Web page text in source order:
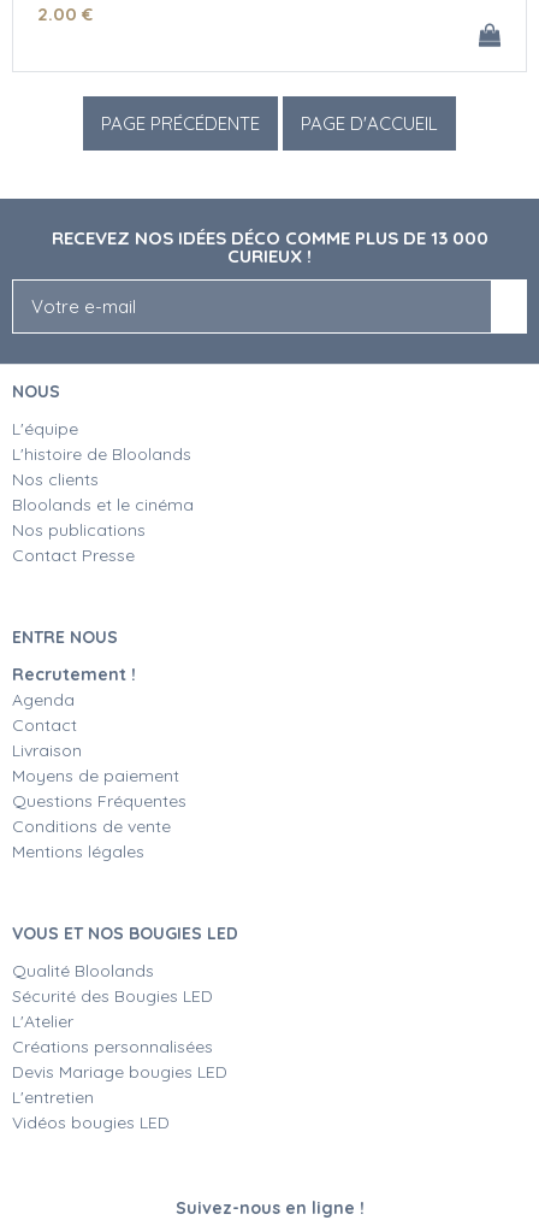
2.00 €
RECEVEZ NOS IDÉES DÉCO COMME PLUS DE 13 000
CURIEUX !
NOUS
L'équipe
L'histoire de Bloolands
Nos clients
Bloolands et le cinéma
Nos publications
Contact Presse
ENTRE NOUS
Recrutement !
Agenda
Contact
Livraison
Moyens de paiement
Questions Fréquentes
Conditions de vente
Mentions légales
VOUS ET NOS BOUGIES LED
Qualité Bloolands
Sécurité des Bougies LED
L'Atelier
Créations personnalisées
Devis Mariage bougies LED
L'entretien
Vidéos bougies LED
Suivez-nous en ligne !